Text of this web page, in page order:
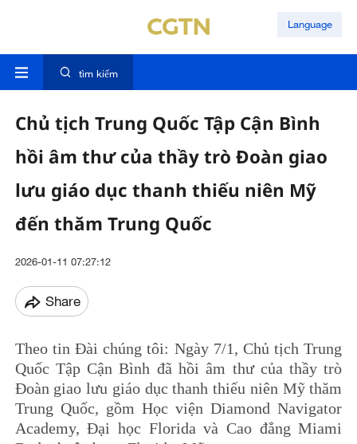
Language
tìm kiếm
Chủ tịch Trung Quốc Tập Cận Bình
hồi âm thư của thầy trò Đoàn giao
lưu giáo dục thanh thiếu niên Mỹ
đến thăm Trung Quốc
2026-01-11 07:27:12
Share
Theo tin Đài chúng tôi: Ngày 7/1, Chủ tịch Trung
Quốc Tập Cận Bình đã hồi âm thư của thầy trò
Đoàn giao lưu giáo dục thanh thiếu niên Mỹ thăm
Trung Quốc, gồm Học viện Diamond Navigator
Academy, Đại học Florida và Cao đẳng Miami